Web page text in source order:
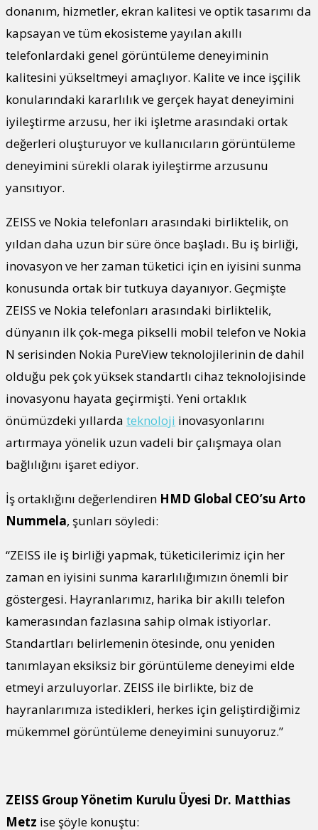
donanım, hizmetler, ekran kalitesi ve optik tasarımı da
kapsayan ve tüm ekosisteme yayılan akıllı
telefonlardaki genel görüntüleme deneyiminin
kalitesini yükseltmeyi amaçlıyor. Kalite ve ince işçilik
konularındaki kararlılık ve gerçek hayat deneyimini
iyileştirme arzusu, her iki işletme arasındaki ortak
değerleri oluşturuyor ve kullanıcıların görüntüleme
deneyimini sürekli olarak iyileştirme arzusunu
yansıtıyor.
ZEISS ve Nokia telefonları arasındaki birliktelik, on
yıldan daha uzun bir süre önce başladı. Bu iş birliği,
inovasyon ve her zaman tüketici için en iyisini sunma
konusunda ortak bir tutkuya dayanıyor. Geçmişte
ZEISS ve Nokia telefonları arasındaki birliktelik,
dünyanın ilk çok-mega pikselli mobil telefon ve Nokia
N serisinden Nokia PureView teknolojilerinin de dahil
olduğu pek çok yüksek standartlı cihaz teknolojisinde
inovasyonu hayata geçirmişti. Yeni ortaklık
önümüzdeki yıllarda teknoloji inovasyonlarını
artırmaya yönelik uzun vadeli bir çalışmaya olan
bağlılığını işaret ediyor.
İş ortaklığını değerlendiren HMD Global CEO’su Arto
Nummela, şunları söyledi:
“ZEISS ile iş birliği yapmak, tüketicilerimiz için her
zaman en iyisini sunma kararlılığımızın önemli bir
göstergesi. Hayranlarımız, harika bir akıllı telefon
kamerasından fazlasına sahip olmak istiyorlar.
Standartları belirlemenin ötesinde, onu yeniden
tanımlayan eksiksiz bir görüntüleme deneyimi elde
etmeyi arzuluyorlar. ZEISS ile birlikte, biz de
hayranlarımıza istedikleri, herkes için geliştirdiğimiz
mükemmel görüntüleme deneyimini sunuyoruz.”
ZEISS Group Yönetim Kurulu Üyesi Dr. Matthias
Metz ise şöyle konuştu: